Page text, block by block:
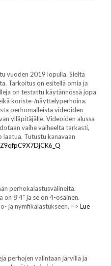
vuoden 2019 lopulla. Sieltä
Tarkoitus on esitellä omia ja
on testattu käytännössä jopa
koriste-/näyttelyperhoina.
perhomalleista videoiden
ylläpitäjälle. Videoiden alussa
vaihe vaiheelta tarkasti,
Tutustu kanavaan
perhokalastusvälineitä.
8’4” ja se on 4-osainen.
ja nymfikalastukseen. => Lue
perhojen valintaan järvillä ja